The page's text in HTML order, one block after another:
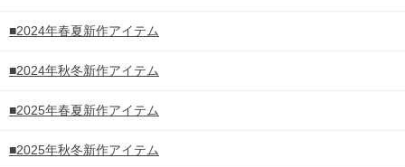
■2024年春夏新作アイテム
■2024年秋冬新作アイテム
■2025年春夏新作アイテム
■2025年秋冬新作アイテム